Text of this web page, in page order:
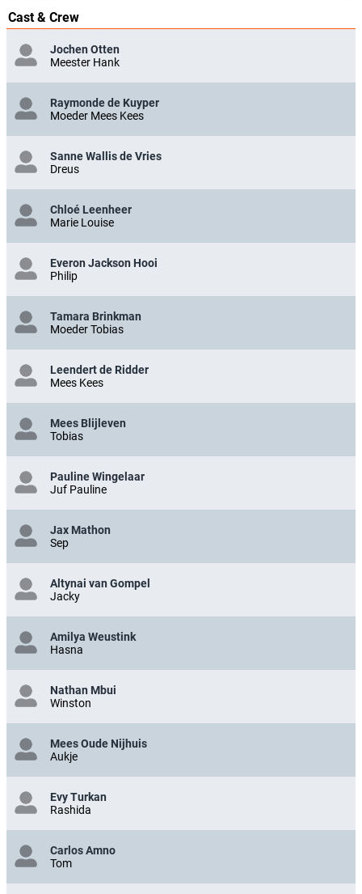
Cast & Crew
Jochen Otten
Meester Hank
Raymonde de Kuyper
Moeder Mees Kees
Sanne Wallis de Vries
Dreus
Chloé Leenheer
Marie Louise
Everon Jackson Hooi
Philip
Tamara Brinkman
Moeder Tobias
Leendert de Ridder
Mees Kees
Mees Blijleven
Tobias
Pauline Wingelaar
Juf Pauline
Jax Mathon
Sep
Altynai van Gompel
Jacky
Amilya Weustink
Hasna
Nathan Mbui
Winston
Mees Oude Nijhuis
Aukje
Evy Turkan
Rashida
Carlos Amno
Tom